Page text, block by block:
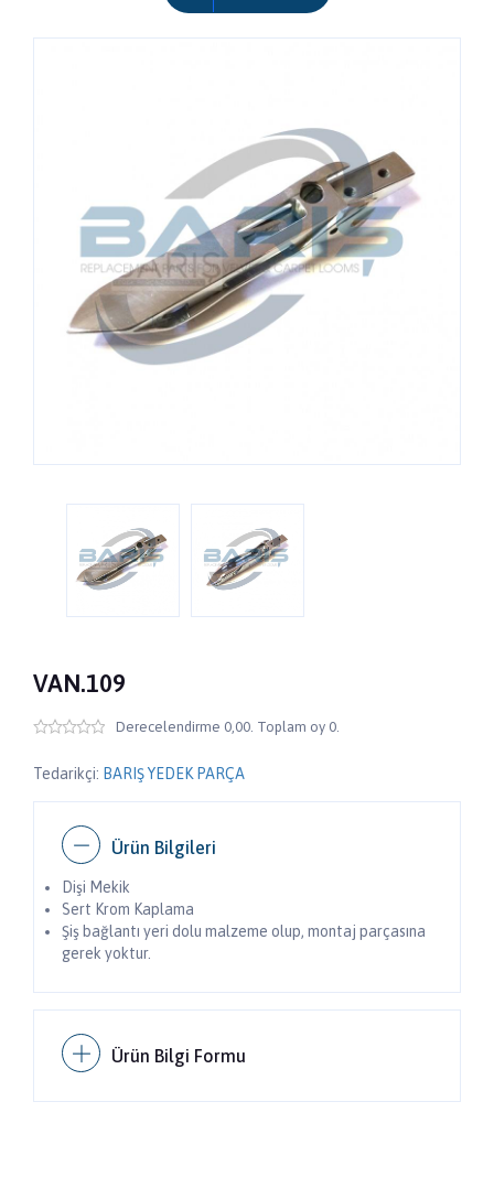
VAN.109
Derecelendirme 0,00. Toplam oy 0.
Tedarikçi: BARIŞ YEDEK PARÇA
Ürün Bilgileri
Dişi Mekik
Sert Krom Kaplama
Şiş bağlantı yeri dolu malzeme olup, montaj parçasına
gerek yoktur.
Ürün Bilgi Formu